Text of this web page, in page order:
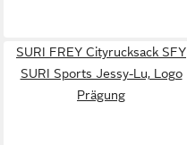
SURI FREY Cityrucksack SFY
SURI Sports Jessy-Lu, Logo
Prägung